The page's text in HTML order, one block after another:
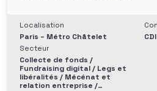
Localisation
Paris – Métro Châtelet
Secteur
Collecte de fonds /
Fundraising digital / Legs et
libéralités / Mécénat et
relation entreprise /
CDI